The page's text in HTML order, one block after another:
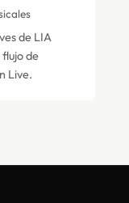
de LIA
de
Live.